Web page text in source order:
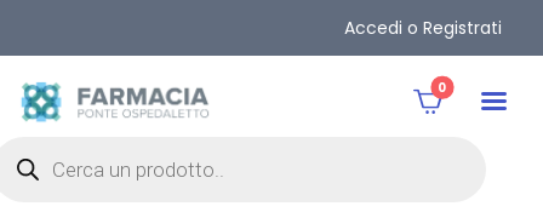
Accedi o Registrati
0